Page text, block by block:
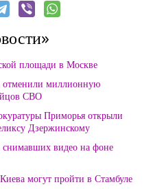
площади в Москве
миллионную
СВО
Приморья открыли
Дзержинскому
видео на фоне
могут пройти в Стамбуле